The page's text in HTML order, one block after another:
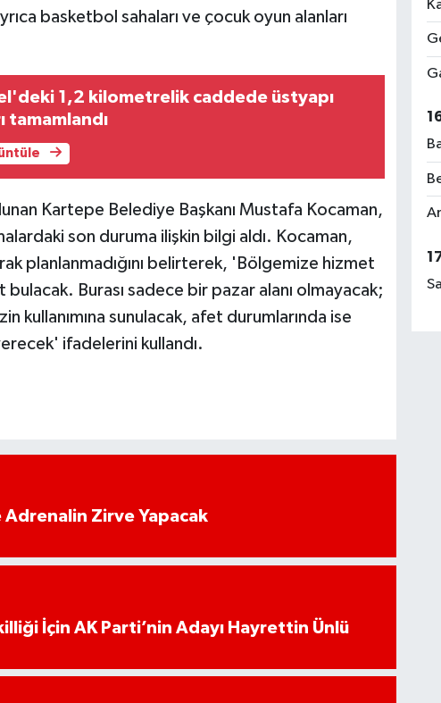
basketbol sahaları ve çocuk oyun alanları
1,2 kilometrelik caddede üstyapı
tamamlandı
Kartepe Belediye Başkanı Mustafa Kocaman,
son duruma ilişkin bilgi aldı. Kocaman,
planlanmadığını belirterek, 'Bölgemize hizmet
bulacak. Burası sadece bir pazar alanı olmayacak;
kullanımına sunulacak, afet durumlarında ise
ifadelerini kullandı.
Adrenalin Zirve Yapacak
İçin AK Parti’nin Adayı Hayrettin Ünlü